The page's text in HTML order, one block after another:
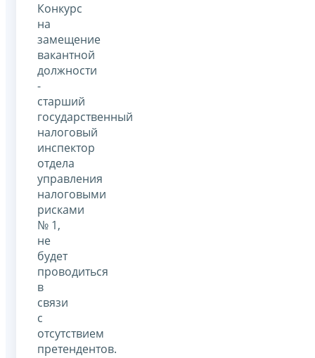
Конкурс
на
замещение
вакантной
должности
-
старший
государственный
налоговый
инспектор
отдела
управления
налоговыми
рисками
№ 1,
не
будет
проводиться
в
связи
с
отсутствием
претендентов.